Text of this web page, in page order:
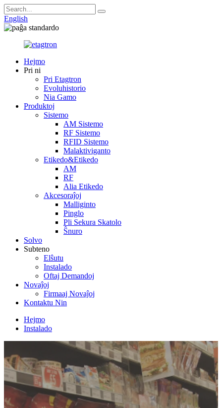
English
Hejmo
Pri ni
Pri Etagtron
Evoluhistorio
Nia Gamo
Produktoj
Sistemo
AM Sistemo
RF Sistemo
RFID Sistemo
Malaktiviganto
Etikedo&Etikedo
AM
RF
Alia Etikedo
Akcesoraĵoj
Malliginto
Pinglo
Pli Sekura Skatolo
Ŝnuro
Solvo
Subteno
Elŝutu
Instalado
Oftaj Demandoj
Novaĵoj
Firmaaj Novaĵoj
Kontaktu Nin
Hejmo
Instalado